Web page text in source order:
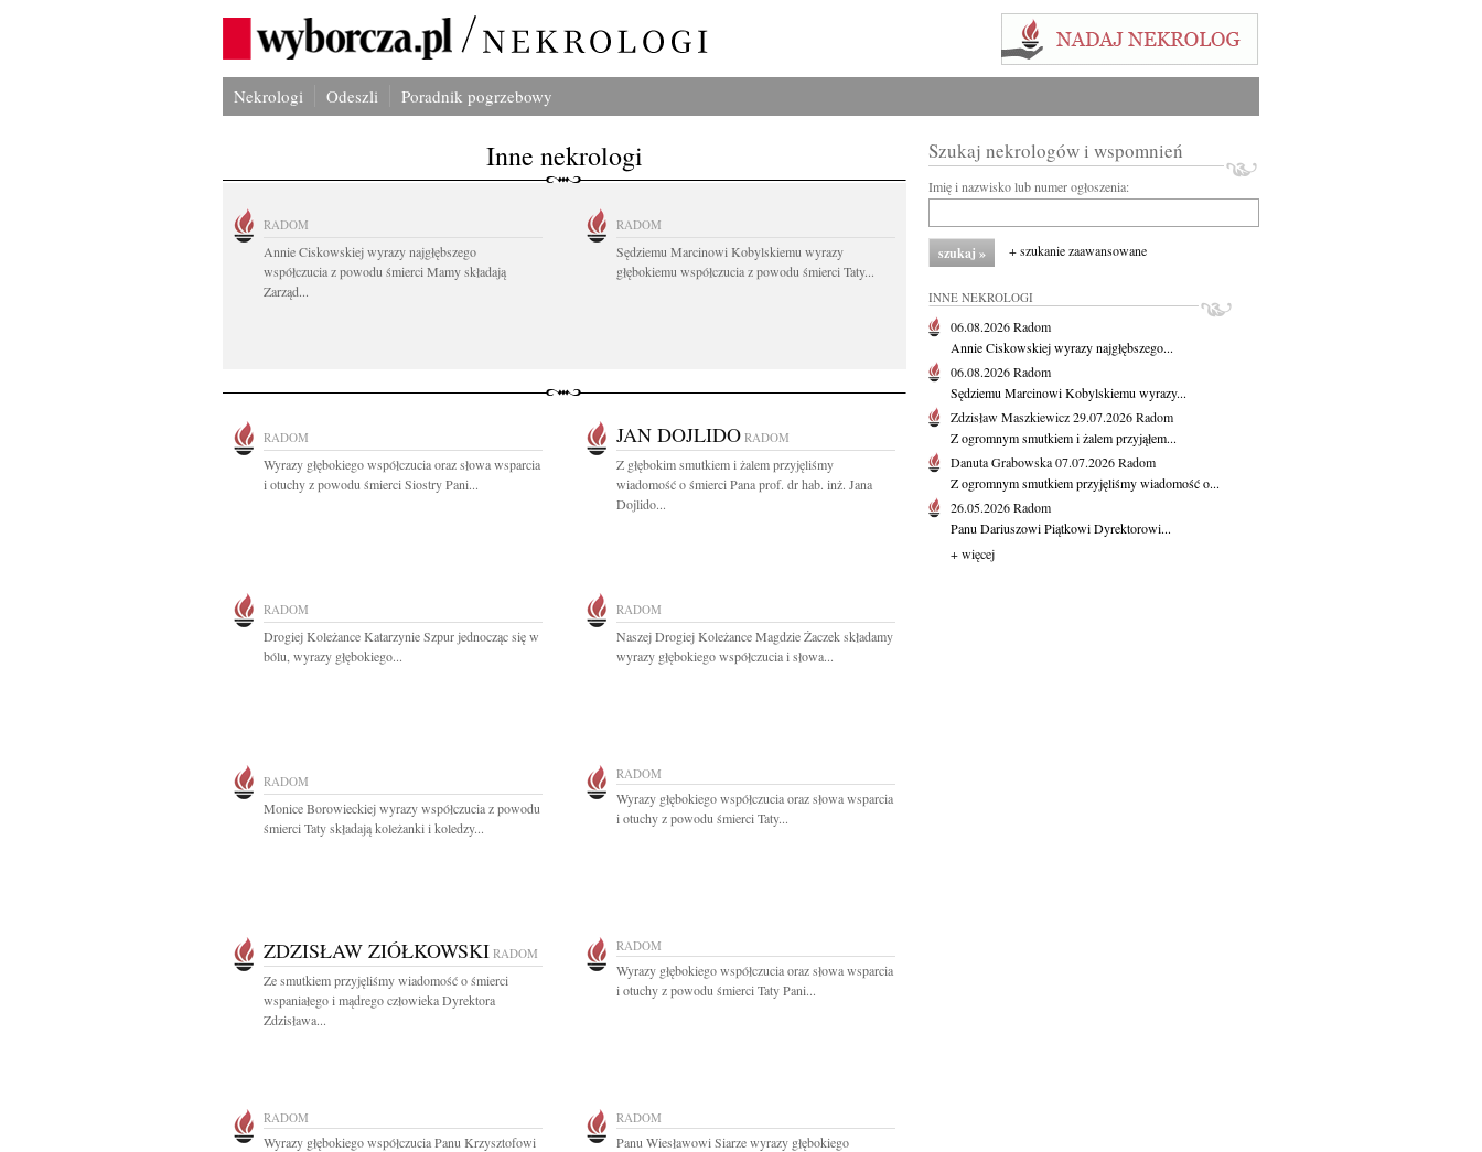
Nekrologi Odeszli Poradnik pogrzebowy
Inne nekrologi
RADOM
Annie Ciskowskiej wyrazy najgłębszego
współczucia z powodu śmierci Mamy składają
Zarząd...
RADOM
Sędziemu Marcinowi Kobylskiemu wyrazy
głębokiemu współczucia z powodu śmierci Taty...
RADOM
Wyrazy głębokiego współczucia oraz słowa wsparcia
i otuchy z powodu śmierci Siostry Pani...
JAN DOJLIDO RADOM
Z głębokim smutkiem i żalem przyjęliśmy
wiadomość o śmierci Pana prof. dr hab. inż. Jana
Dojlido...
RADOM
Drogiej Koleżance Katarzynie Szpur jednocząc się w
bólu, wyrazy głębokiego...
RADOM
Naszej Drogiej Koleżance Magdzie Żaczek składamy
wyrazy głębokiego współczucia i słowa...
RADOM
Monice Borowieckiej wyrazy współczucia z powodu
śmierci Taty składają koleżanki i koledzy...
RADOM
Wyrazy głębokiego współczucia oraz słowa wsparcia
i otuchy z powodu śmierci Taty...
ZDZISŁAW ZIÓŁKOWSKI RADOM
Ze smutkiem przyjęliśmy wiadomość o śmierci
wspaniałego i mądrego człowieka Dyrektora
Zdzisława...
RADOM
Wyrazy głębokiego współczucia oraz słowa wsparcia
i otuchy z powodu śmierci Taty Pani...
RADOM
Wyrazy głębokiego współczucia Panu Krzysztofowi
RADOM
Panu Wiesławowi Siarze wyrazy głębokiego
Szukaj nekrologów i wspomnień
Imię i nazwisko lub numer ogłoszenia:
+ szukanie zaawansowane
INNE NEKROLOGI
06.08.2026Radom
Annie Ciskowskiej wyrazy najgłębszego...
06.08.2026Radom
Sędziemu Marcinowi Kobylskiemu wyrazy...
Zdzisław Maszkiewicz29.07.2026Radom
Z ogromnym smutkiem i żalem przyjąłem...
Danuta Grabowska07.07.2026Radom
Z ogromnym smutkiem przyjęliśmy wiadomość o...
26.05.2026Radom
Panu Dariuszowi Piątkowi Dyrektorowi...
+ więcej